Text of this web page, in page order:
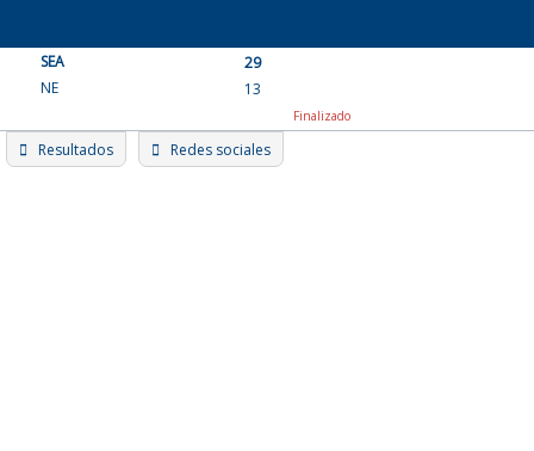
content
SEA
29
NE
13
Finalizado
Resultados Redes sociales